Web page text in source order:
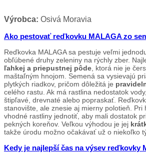
Výrobca: Osivá Moravia
Ako pestovať reďkovku MALAGA zo
Reďkovka MALAGA sa pestuje veľmi
obľúbené druhy zeleniny na rýchly zber.
ľahkej a priepustnej pôde , ktorá nie je
maštaľným hnojom. Semená sa vysievajú
plytkých riadkov, pričom dôležitá je
celého rastu. Ak má rastlina nedostatok
štipľavé, drevnaté alebo popraskať.
stanovište, ale znesie aj mierny polotieň. Pri
vhodné rastliny jednotiť, aby mali dostatok
pekných koreňov. Veľkou výhodou je jej
takže úrodu možno očakávať už o niekoľko
Kedy je najlepší čas na výsev reďkovky